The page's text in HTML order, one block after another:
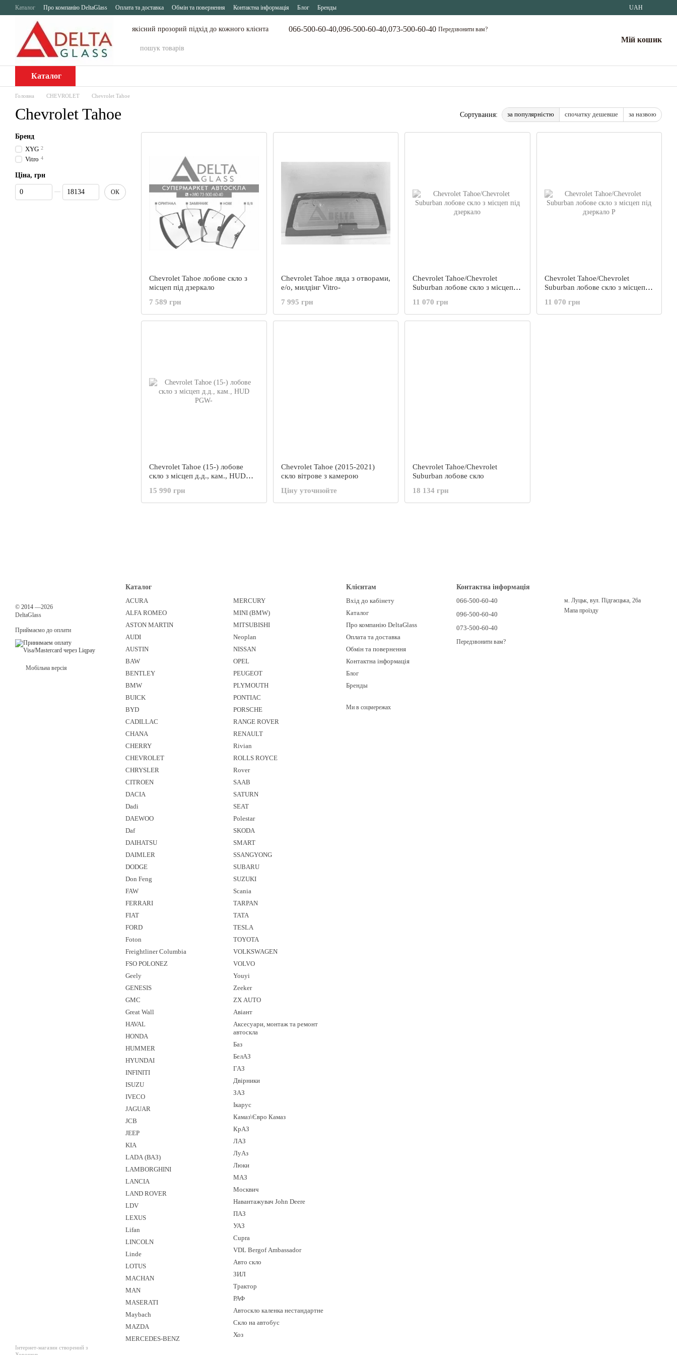
Перейти до основного контенту
Каталог Про компанію DeltaGlass Оплата та доставка Обмін та повернення Контактна інформація Блог Бренды UAH
якісний прозорий підхід до кожного клієнта 066-500-60-40,096-500-60-40,073-500-60-40 Передзвонити вам?
Мій кошик
Каталог
Головна CHEVROLET Chevrolet Tahoe
Chevrolet Tahoe Сортування: за популярністю спочатку дешевше за назвою
Chevrolet Tahoe лобове скло з
місцеп під дзеркало
7 589 грн
Chevrolet Tahoe ляда з отворами,
е/о, милдінг Vitro-
7 995 грн
Chevrolet Tahoe/Chevrolet
Suburban лобове скло з місцеп
11 070 грн
Chevrolet Tahoe/Chevrolet
Suburban лобове скло з місцеп
11 070 грн
Chevrolet Tahoe (15-) лобове
скло з місцеп д.д., кам., HUD
15 990 грн
Chevrolet Tahoe (2015-2021)
скло вітрове з камерою
Ціну уточнюйте
Chevrolet Tahoe/Chevrolet
Suburban лобове скло
18 134 грн
Бренд
XYG 2
Vitro 4
Ціна, грн
Від Ціна, грн
До Ціна, грн
ОК
© 2014 —2026
DeltaGlass
Приймаємо до оплати
Мобільна версія
Інтернет-магазин створений з
Каталог
ACURA
ALFA ROMEO
ASTON MARTIN
AUDI
AUSTIN
BAW
BENTLEY
BMW
BUICK
BYD
CADILLAC
CHANA
CHERRY
CHEVROLET
CHRYSLER
CITROEN
DACIA
Dadi
DAEWOO
Daf
DAIHATSU
DAIMLER
DODGE
Don Feng
FAW
FERRARI
FIAT
FORD
Foton
Freightliner Columbia
FSO POLONEZ
Geely
GENESIS
GMC
Great Wall
HAVAL
HONDA
HUMMER
HYUNDAI
INFINITI
ISUZU
IVECO
JAGUAR
JCB
JEEP
KIA
LADA (ВАЗ)
LAMBORGHINI
LANCIA
LAND ROVER
LDV
LEXUS
Lifan
LINCOLN
Linde
LOTUS
MACHAN
MAN
MASERATI
Maybach
MAZDA
MERCEDES-BENZ
MERCURY
MINI (BMW)
MITSUBISHI
Neoplan
NISSAN
OPEL
PEUGEOT
PLYMOUTH
PONTIAC
PORSCHE
RANGE ROVER
RENAULT
Rivian
ROLLS ROYCE
Rover
SAAB
SATURN
SEAT
Polestar
SKODA
SMART
SSANGYONG
SUBARU
SUZUKI
Sсania
TARPAN
TATA
TESLA
TOYOTA
VOLKSWAGEN
VOLVO
Youyi
Zeeker
ZX AUTO
Авіант
Аксесуари, монтаж та ремонт
автоскла
Баз
БелАЗ
ГАЗ
Двірники
ЗАЗ
Ікарус
Камаз\Євро Камаз
КрАЗ
ЛАЗ
ЛуАз
Люки
МАЗ
Москвич
Навантажувач John Deere
ПАЗ
УАЗ
Cupra
VDL Bergof Ambassador
Авто скло
ЗИЛ
Трактор
РАФ
Автоскло каленка нестандартне
Скло на автобус
Хоз
Клієнтам
Вхід до кабінету
Каталог
Про компанію DeltaGlass
Оплата та доставка
Обмін та повернення
Контактна інформація
Блог
Бренды
Ми в соцмережах
Контактна інформація
066-500-60-40
096-500-60-40
073-500-60-40
Передзвонити вам?
м. Луцьк, вул. Підгаєцька, 26а
Мапа проїзду